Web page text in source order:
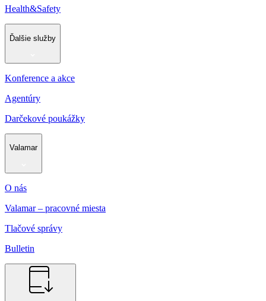
Health&Safety
Ďalšie služby
Konference a akce
Agentúry
Darčekové poukážky
Valamar
O nás
Valamar – pracovné miesta
Tlačové správy
Bulletin